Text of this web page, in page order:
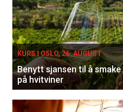
KURS I OSLO, 26. AUGUST
Benytt sjansen til å
på hvitviner